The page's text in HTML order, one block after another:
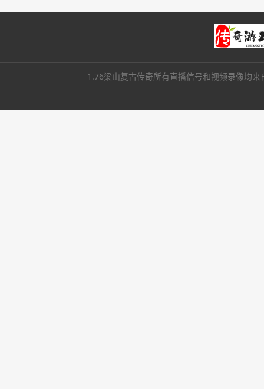
1.76梁山复古传奇所有直播信号和视频录像均